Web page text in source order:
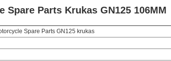
Parts Krukas GN125 106MM
Spare Parts GN125 krukas